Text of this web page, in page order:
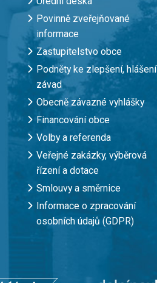
Povinně zveřejňované
informace
Zastupitelstvo obce
Podněty ke zlepšení, hlášení
závad
Obecně závazné vyhlášky
Financování obce
Volby a referenda
Veřejné zakázky, výběrová
řízení a dotace
Smlouvy a směrnice
Informace o zpracování
osobních údajů (GDPR)